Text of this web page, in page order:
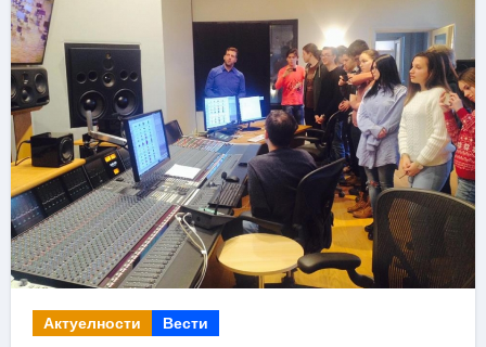
Актуелности Вести